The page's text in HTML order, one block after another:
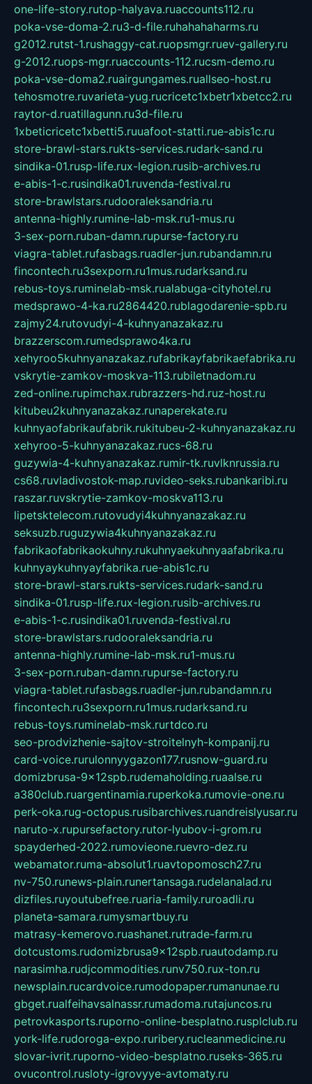
one-life-story.rutop-halyava.ruaccounts112.ru
poka-vse-doma-2.ru3-d-file.ruhahahaharms.ru
g2012.rutst-1.rushaggy-cat.ruopsmgr.ruev-gallery.ru
g-2012.ruops-mgr.ruaccounts-112.rucsm-demo.ru
poka-vse-doma2.ruairgungames.ruallseo-host.ru
tehosmotre.ruvarieta-yug.rucricetc1xbetr1xbetcc2.ru
raytor-d.ruatillagunn.ru3d-file.ru
1xbeticricetc1xbetti5.ruuafoot-statti.rue-abis1c.ru
store-brawl-stars.rukts-services.rudark-sand.ru
sindika-01.rusp-life.rux-legion.rusib-archives.ru
e-abis-1-c.rusindika01.ruvenda-festival.ru
store-brawlstars.rudooraleksandria.ru
antenna-highly.rumine-lab-msk.ru1-mus.ru
3-sex-porn.ruban-damn.rupurse-factory.ru
viagra-tablet.rufasbags.ruadler-jun.rubandamn.ru
fincontech.ru3sexporn.ru1mus.rudarksand.ru
rebus-toys.ruminelab-msk.rualabuga-cityhotel.ru
medsprawo-4-ka.ru2864420.rublagodarenie-spb.ru
zajmy24.rutovudyi-4-kuhnyanazakaz.ru
brazzerscom.rumedsprawo4ka.ru
xehyroo5kuhnyanazakaz.rufabrikayfabrikaefabrika.ru
vskrytie-zamkov-moskva-113.rubiletnadom.ru
zed-online.rupimchax.rubrazzers-hd.ruz-host.ru
kitubeu2kuhnyanazakaz.runaperekate.ru
kuhnyaofabrikaufabrik.rukitubeu-2-kuhnyanazakaz.ru
xehyroo-5-kuhnyanazakaz.rucs-68.ru
guzywia-4-kuhnyanazakaz.rumir-tk.ruvlknrussia.ru
cs68.ruvladivostok-map.ruvideo-seks.rubankaribi.ru
raszar.ruvskrytie-zamkov-moskva113.ru
lipetsktelecom.rutovudyi4kuhnyanazakaz.ru
seksuzb.ruguzywia4kuhnyanazakaz.ru
fabrikaofabrikaokuhny.rukuhnyaekuhnyaafabrika.ru
kuhnyaykuhnyayfabrika.rue-abis1c.ru
store-brawl-stars.rukts-services.rudark-sand.ru
sindika-01.rusp-life.rux-legion.rusib-archives.ru
e-abis-1-c.rusindika01.ruvenda-festival.ru
store-brawlstars.rudooraleksandria.ru
antenna-highly.rumine-lab-msk.ru1-mus.ru
3-sex-porn.ruban-damn.rupurse-factory.ru
viagra-tablet.rufasbags.ruadler-jun.rubandamn.ru
fincontech.ru3sexporn.ru1mus.rudarksand.ru
rebus-toys.ruminelab-msk.rurtdco.ru
seo-prodvizhenie-sajtov-stroitelnyh-kompanij.ru
card-voice.rurulonnyygazon177.rusnow-guard.ru
domizbrusa-9x12spb.rudemaholding.ruaalse.ru
a380club.ruargentinamia.ruperkoka.rumovie-one.ru
perk-oka.rug-octopus.rusibarchives.ruandreislyusar.ru
naruto-x.rupursefactory.rutor-lyubov-i-grom.ru
spayderhed-2022.rumovieone.ruevro-dez.ru
webamator.ruma-absolut1.ruavtopomosch27.ru
nv-750.runews-plain.runertansaga.rudelanalad.ru
dizfiles.ruyoutubefree.ruaria-family.ruroadli.ru
planeta-samara.rumysmartbuy.ru
matrasy-kemerovo.ruashanet.rutrade-farm.ru
dotcustoms.rudomizbrusa9x12spb.ruautodamp.ru
narasimha.rudjcommodities.runv750.rux-ton.ru
newsplain.rucardvoice.rumodopaper.rumanunae.ru
gbget.rualfeihavsalnassr.rumadoma.rutajuncos.ru
petrovkasports.ruporno-online-besplatno.rusplclub.ru
york-life.rudoroga-expo.ruribery.rucleanmedicine.ru
slovar-ivrit.ruporno-video-besplatno.ruseks-365.ru
ovucontrol.rusloty-igrovyye-avtomaty.ru